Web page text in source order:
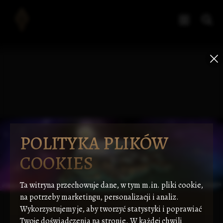
POLITYKA PLIKÓW
COOKIES
Ta witryna przechowuje dane, w tym m.in. pliki cookie,
na potrzeby marketingu, personalizacji i analiz.
Wykorzystujemy je, aby tworzyć statystyki i poprawiać
Twoje doświadczenia na stronie. W każdej chwili